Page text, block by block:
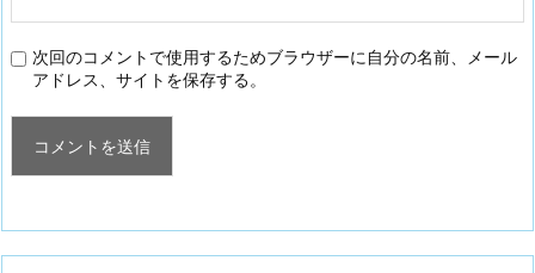
次回のコメントで使用するためブラウザーに自分の名前、メール
アドレス、サイトを保存する。